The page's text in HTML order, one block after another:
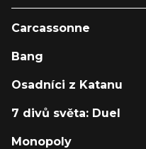
Carcassonne
Bang
Osadníci z Katanu
7 divů světa: Duel
Monopoly